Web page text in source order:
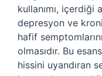
kullanımı, içerdiği
depresyon ve
hafif
olmasıdır. Bu
hissini uyandıran